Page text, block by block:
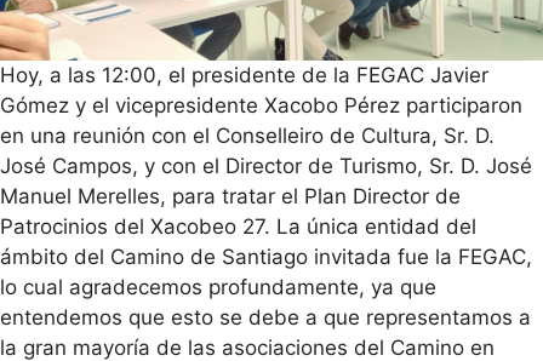
Hoy, a las 12:00, el presidente de la FEGAC Javier
Gómez y el vicepresidente Xacobo Pérez participaron
en una reunión con el Conselleiro de Cultura, Sr. D.
José Campos, y con el Director de Turismo, Sr. D. José
Manuel Merelles, para tratar el Plan Director de
Patrocinios del Xacobeo 27. La única entidad del
ámbito del Camino de Santiago invitada fue la FEGAC,
lo cual agradecemos profundamente, ya que
entendemos que esto se debe a que representamos a
la gran mayoría de las asociaciones del Camino en